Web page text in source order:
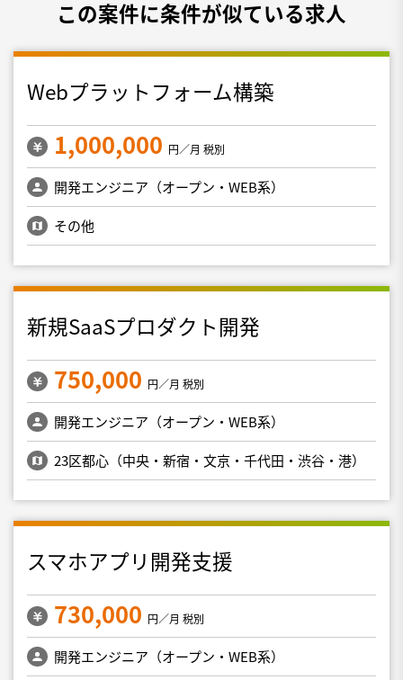
この案件に条件が似ている求人
Webプラットフォーム構築
1,000,000 円／月 税別
開発エンジニア（オープン・WEB系）
その他
新規SaaSプロダクト開発
750,000 円／月 税別
開発エンジニア（オープン・WEB系）
23区都心（中央・新宿・文京・千代田・渋谷・港）
スマホアプリ開発支援
730,000 円／月 税別
開発エンジニア（オープン・WEB系）